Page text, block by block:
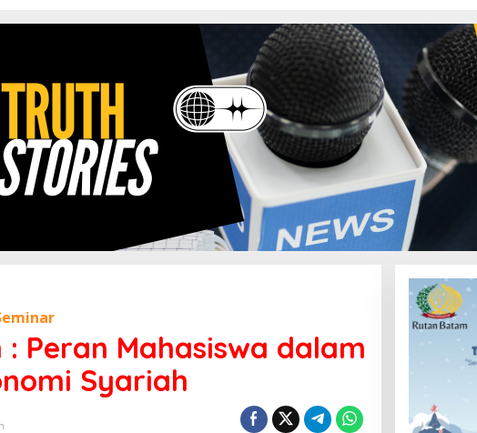
Peran Mahasiswa dalam
Syariah